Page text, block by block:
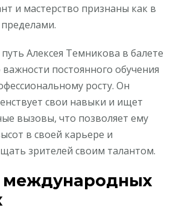
и мастерство признаны как в
пределами.
Алексея Темникова в балете
важности постоянного обучения
росту. Он
свои навыки и ищет
вызовы, что позволяет ему
в своей карьере и
зрителей своим талантом.
международных